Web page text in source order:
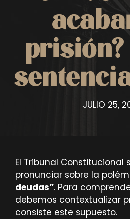
prisión?
JULIO 25,
El Tribunal Constitucional
pronunciar sobre la
deudas”. Para
debemos contextualizar
consiste este supuesto.